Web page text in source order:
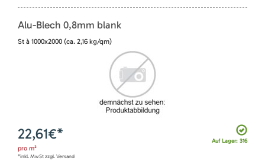
Alu-Blech 0,8mm blank
St à 1000x2000 (ca. 2,16 kg/qm)
Auf Lager: 316
22,61€*
pro m²
*inkl. MwSt zzgl. Versand